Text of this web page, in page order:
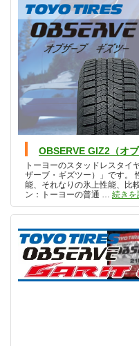
OBSERVE GIZ2（オ
トーヨーのスタッドレスタイ
ザーブ・ギズツー）」です。
能、それなりの氷上性能、比
ン：トーヨーの普通 … 続きを